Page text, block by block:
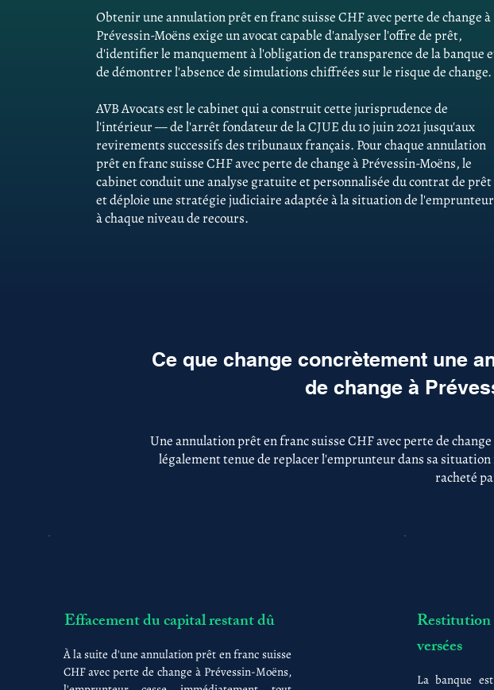
Obtenir une annulation prêt en franc suisse CHF avec perte de change à
Prévessin-Moëns exige un avocat capable d'analyser l'offre de prêt,
d'identifier le manquement à l'obligation de transparence de la banque
de démontrer l'absence de simulations chiffrées sur le risque de change.
AVB Avocats est le cabinet qui a construit cette jurisprudence de
l'intérieur — de l'arrêt fondateur de la CJUE du 10 juin 2021 jusqu'aux
revirements successifs des tribunaux français. Pour chaque annulation
prêt en franc suisse CHF avec perte de change à Prévessin-Moëns, le
cabinet conduit une analyse gratuite et personnalisée du contrat de prêt
et déploie une stratégie judiciaire adaptée à la situation de
à chaque niveau de recours.
Ce que change concrètement une
de change à
Une annulation prêt en franc suisse CHF avec perte de
légalement tenue de replacer l'emprunteur dans sa
racheté
Effacement du capital restant dû
À la suite d'une annulation prêt en franc suisse
CHF avec perte de change à Prévessin-Moëns,
Restitution
versées
La banque